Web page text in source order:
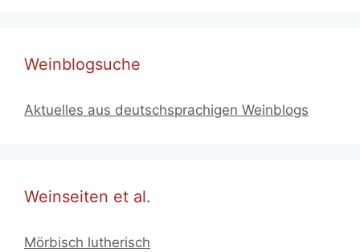
Weinblogsuche
Aktuelles aus deutschsprachigen Weinblogs
Weinseiten et al.
Mörbisch lutherisch